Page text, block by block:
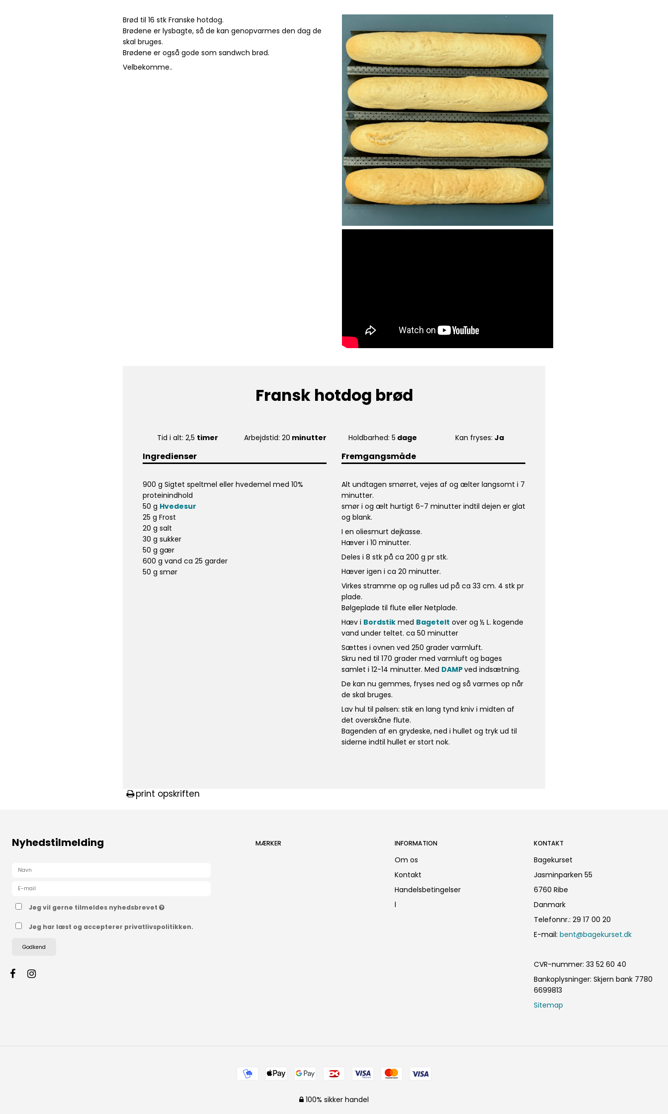
Brød til 16 stk Franske hotdog.
Brødene er lysbagte, så de kan genopvarmes den dag de
skal bruges.
Brødene er også gode som sandwch brød.
Velbekomme..
Fransk hotdog brød
Tid i alt: 2,5 timer Arbejdstid: 20 minutter Holdbarhed: 5 dage Kan fryses:Ja
Ingredienser Fremgangsmåde
900 g Sigtet speltmel eller hvedemel med 10%
proteinindhold
50 g Hvedesur
25 g Frost
20 g salt
30 g sukker
50 g gær
600 g vand ca 25 garder
50 g smør
Alt undtagen smørret, vejes af og ælter langsomt i 7
minutter.
smør i og ælt hurtigt 6-7 minutter indtil dejen er glat
og blank.
I en oliesmurt dejkasse.
Hæver i 10 minutter.
Deles i 8 stk på ca 200 g pr stk.
Hæver igen i ca 20 minutter.
Virkes stramme op og rulles ud på ca 33 cm. 4 stk pr
plade.
Bølgeplade til flute eller Netplade.
Hæv i Bordstik med Bagetelt over og ½ L. kogende
vand under teltet. ca 50 minutter
Sættes i ovnen ved 250 grader varmluft.
Skru ned til 170 grader med varmluft og bages
samlet i 12-14 minutter. Med DAMPved indsætning.
De kan nu gemmes, fryses ned og så varmes op når
de skal bruges.
Lav hul til pølsen: stik en lang tynd kniv i midten af
det overskåne flute.
Bagenden af en grydeske, ned i hullet og tryk ud til
siderne indtil hullet er stort nok.
print opskriften
Nyhedstilmelding
Jeg vil gerne tilmeldes nyhedsbrevet
Jeg har læst og accepterer privatlivspolitikken.
Godkend
MÆRKER INFORMATION
Om os
Kontakt
Handelsbetingelser
l
KONTAKT
Bagekurset
Jasminparken 55
6760 Ribe
Danmark
Telefonnr.: 29 17 00 20
E-mail: bent@bagekurset.dk
CVR-nummer: 33 52 60 40
Bankoplysninger: Skjern bank 7780
6699813
Sitemap
100% sikker handel